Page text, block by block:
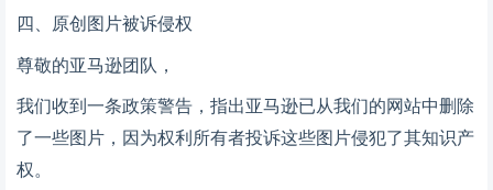
四、 原创图片被诉侵权
尊敬的亚马逊团队，
我们收到一条政策警告，指出亚马逊已从我们的网站中删除
了一些图片，因为权利所有者投诉这些图片侵犯了其知识产
权。